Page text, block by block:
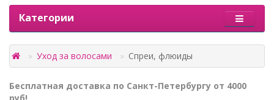
Категории
Уход за волосами Спреи, флюиды
Бесплатная доставка по Санкт-Петербургу от 4000